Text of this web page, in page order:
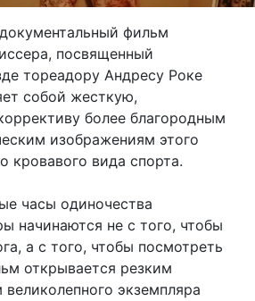
фильм
посвященный
тореадору Андресу Роке
собой жесткую,
более благородным
изображениям этого
кровавого вида спорта.
часы одиночества
начинаются не с того, чтобы
а с того, чтобы посмотреть
открывается резким
экземпляра